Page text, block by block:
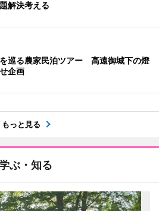
解決考える
巡る農家民泊ツアー 高遠御城下の燈
企画
もっと見る
ぶ・知る